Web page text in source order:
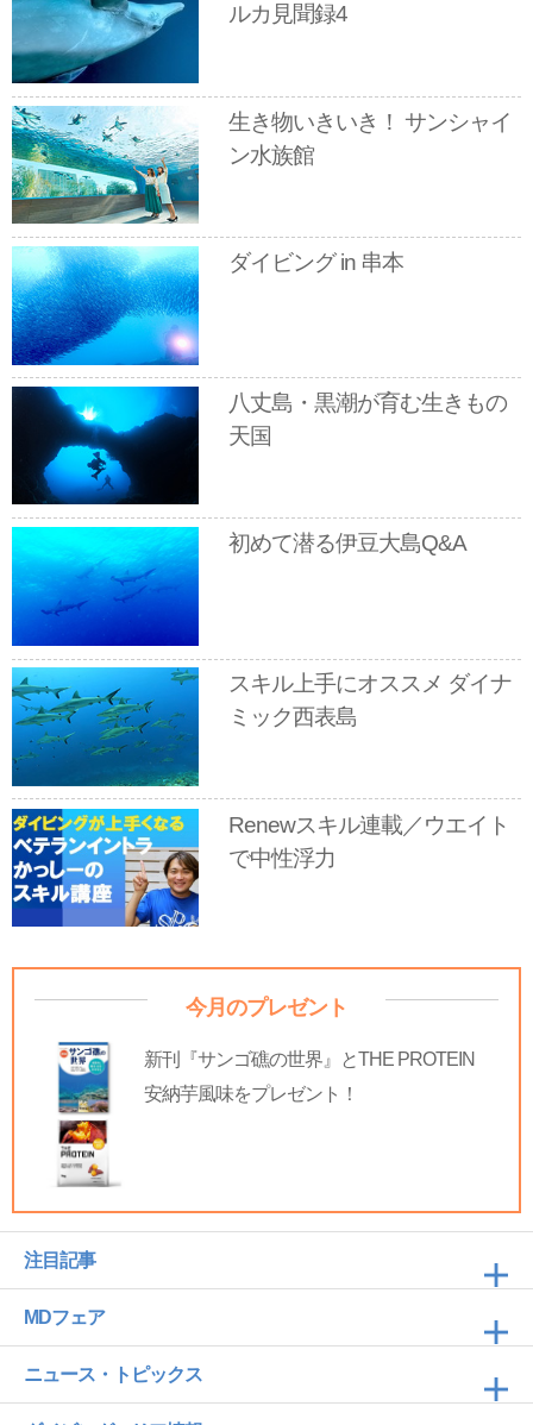
ルカ見聞録4
生き物いきいき！ サンシャイ
ン水族館
ダイビング in 串本
八丈島・黒潮が育む生きもの
天国
初めて潜る伊豆大島Q&A
スキル上手にオススメ ダイナ
ミック西表島
Renewスキル連載／ウエイト
で中性浮力
今月のプレゼント
新刊『サンゴ礁の世界』とTHE PROTEIN
安納芋風味をプレゼント！
注目記事
MDフェア
ニュース・トピックス